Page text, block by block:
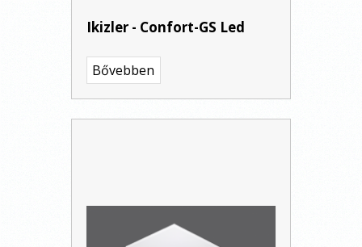
Ikizler - Confort-GS Led
Bővebben